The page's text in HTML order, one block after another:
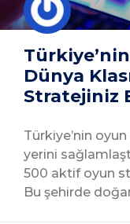
Dünya
Stratejiniz
Türkiye’nin
yerini
500 aktif oyun
Bu şehirde